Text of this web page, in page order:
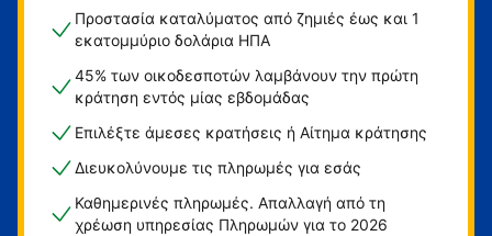
Προστασία καταλύματος από ζημιές έως και 1
εκατομμύριο δολάρια ΗΠΑ
45% των οικοδεσποτών λαμβάνουν την πρώτη
κράτηση εντός μίας εβδομάδας
Επιλέξτε άμεσες κρατήσεις ή Αίτημα κράτησης
Διευκολύνουμε τις πληρωμές για εσάς
Καθημερινές πληρωμές. Απαλλαγή από τη
χρέωση υπηρεσίας Πληρωμών για το 2026